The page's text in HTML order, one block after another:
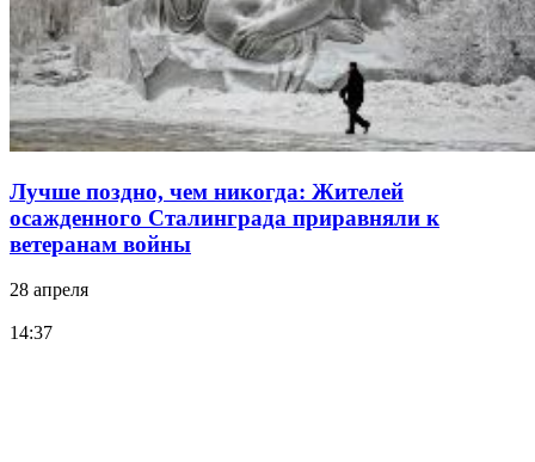
Лучше поздно, чем никогда: Жителей
осажденного Сталинграда приравняли к
ветеранам войны
28 апреля
14:37